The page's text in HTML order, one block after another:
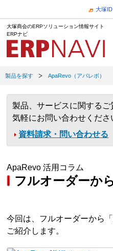
大塚
大塚商会のERPソリューション情報サイト
ERPナビ
製品を探す ApaRevo（アパレボ）
製品、サービスに関する
気軽にお問い合わせくださ
資料請求・問い合わせる
ApaRevo 活用コラム
フルオーダーか
今回は、フルオーダーから
ご紹介します。